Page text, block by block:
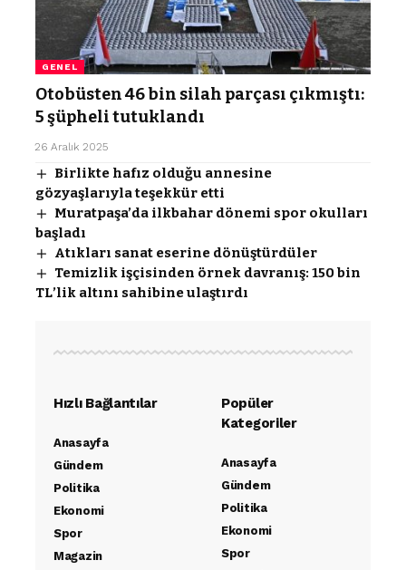
GENEL
Otobüsten 46 bin silah parçası çıkmıştı:
5 şüpheli tutuklandı
26 Aralık 2025
Birlikte hafız olduğu annesine
gözyaşlarıyla teşekkür etti
Muratpaşa’da ilkbahar dönemi spor okulları
başladı
Atıkları sanat eserine dönüştürdüler
Temizlik işçisinden örnek davranış: 150 bin
TL’lik altını sahibine ulaştırdı
Hızlı Bağlantılar
Anasayfa
Gündem
Politika
Ekonomi
Spor
Magazin
Popüler
Kategoriler
Anasayfa
Gündem
Politika
Ekonomi
Spor